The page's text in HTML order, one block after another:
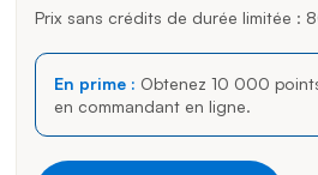
Prix sans crédits de durée limitée :
En prime : Obtenez 10 000
en commandant en ligne.